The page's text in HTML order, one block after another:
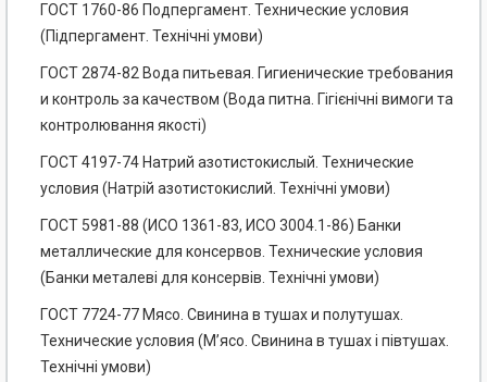
ГОСТ 1760-86 Подпергамент. Технические условия
(Підпергамент. Технічні умови)
ГОСТ 2874-82 Вода питьевая. Гигиенические требования
и контроль за качеством (Вода питна. Гігієнічні вимоги та
контролювання якості)
ГОСТ 4197-74 Натрий азотистокислый. Технические
условия (Натрій азотистокислий. Технічні умови)
ГОСТ 5981-88 (ИСО 1361-83, ИСО 3004.1-86) Банки
металлические для консервов. Технические условия
(Банки металеві для консервів. Технічні умови)
ГОСТ 7724-77 Мясо. Свинина в тушах и полутушах.
Технические условия (М’ясо. Свинина в тушах і півтушах.
Технічні умови)